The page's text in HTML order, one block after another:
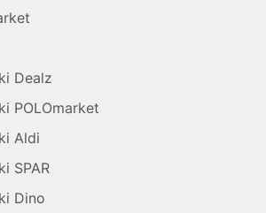
Dealz
POLOmarket
Aldi
SPAR
Dino